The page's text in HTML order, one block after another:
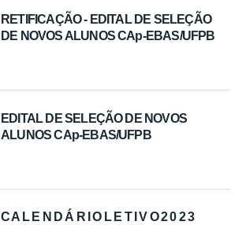
RETIFICAÇÃO - EDITAL DE SELEÇÃO
DE NOVOS ALUNOS CAp-EBAS/UFPB
EDITAL DE SELEÇÃO DE NOVOS
ALUNOS CAp-EBAS/UFPB
C A L E N D Á R I O L E T I V O 2 0 2 3